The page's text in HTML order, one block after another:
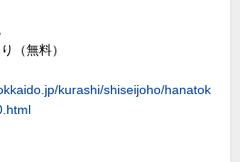
（無料）
kurashi/shiseijoho/hanatok